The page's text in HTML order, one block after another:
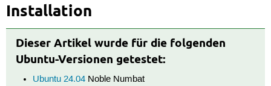
Installation
Dieser Artikel wurde für die folgenden
Ubuntu-Versionen getestet:
Ubuntu 24.04Noble Numbat